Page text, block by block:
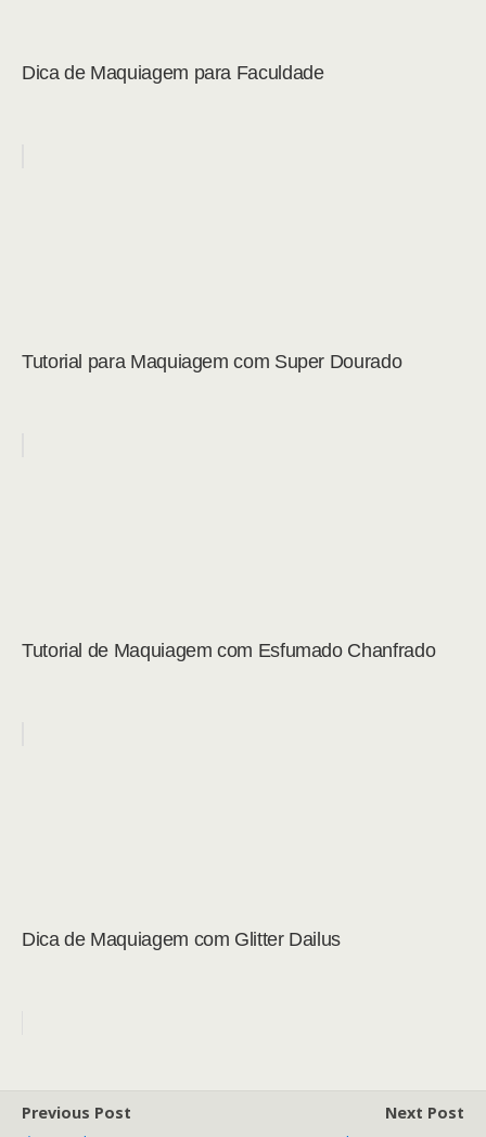
Dica de Maquiagem para Faculdade
Tutorial para Maquiagem com Super Dourado
Tutorial de Maquiagem com Esfumado Chanfrado
Dica de Maquiagem com Glitter Dailus
Previous Post
Next Post